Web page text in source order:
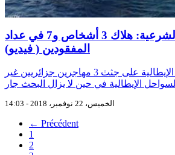
الهجرة غير الشرعية: هلاك 3 أشخاص و7 في عداد
المفقودين ( فيديو)
عثرت السلطات الإيطالية على جثث 3 مهاجرين جزائريين غير
الخميس، 22 نوفمبر، 2018 - 14:03
← Précédent
1
2